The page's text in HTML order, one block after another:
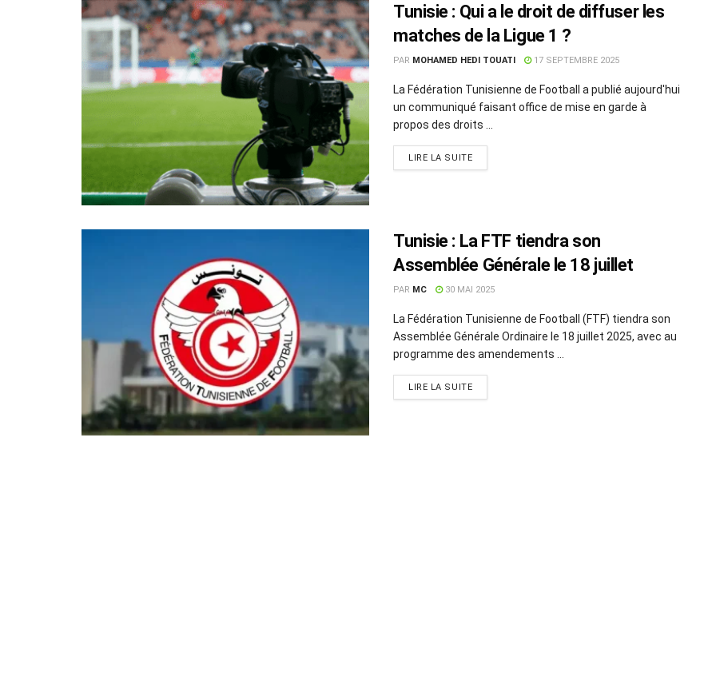
Tunisie : Qui a le droit de diffuser les
matches de la Ligue 1 ?
PAR MOHAMED HEDI TOUATI 17 SEPTEMBRE 2025
La Fédération Tunisienne de Football a publié aujourd'hui
un communiqué faisant office de mise en garde à
propos des droits ...
LIRE LA SUITE
Tunisie : La FTF tiendra son
Assemblée Générale le 18 juillet
PAR MC 30 MAI 2025
La Fédération Tunisienne de Football (FTF) tiendra son
Assemblée Générale Ordinaire le 18 juillet 2025, avec au
programme des amendements ...
LIRE LA SUITE